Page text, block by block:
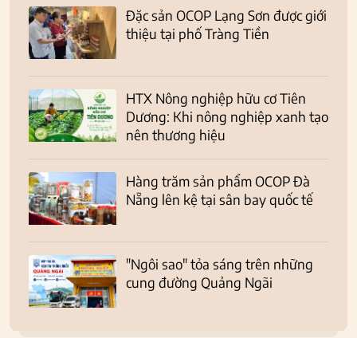
Đặc sản OCOP Lạng Sơn được giới
thiệu tại phố Tràng Tiền
HTX Nông nghiệp hữu cơ Tiên
Dương: Khi nông nghiệp xanh tạo
nên thương hiệu
Hàng trăm sản phẩm OCOP Đà
Nẵng lên kệ tại sân bay quốc tế
"Ngôi sao" tỏa sáng trên những
cung đường Quảng Ngãi